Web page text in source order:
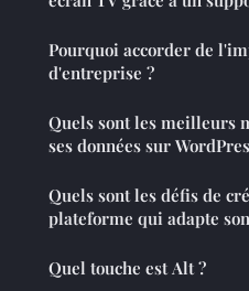
Pourquoi accorder de
d'entreprise ?
Quels sont les meilleurs
ses données sur
Quels sont les défis de
plateforme qui adapte
Quel touche est Alt ?